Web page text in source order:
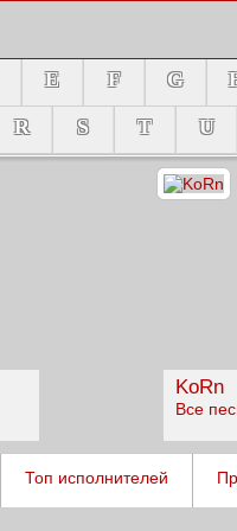
E F G
R S T U
KoRn
Все
Топ исполнителей